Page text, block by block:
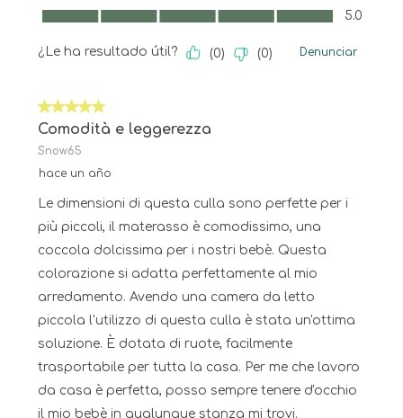
Calidad del producto, 5.0 de 5
5.0
¿Le ha resultado útil? (0) (0) Denunciar
5 de 5 estrellas.
Comodità e leggerezza
Snow65
hace un año
Le dimensioni di questa culla sono perfette per i
più piccoli, il materasso è comodissimo, una
coccola dolcissima per i nostri bebè. Questa
colorazione si adatta perfettamente al mio
arredamento. Avendo una camera da letto
piccola l'utilizzo di questa culla è stata un'ottima
soluzione. È dotata di ruote, facilmente
trasportabile per tutta la casa. Per me che lavoro
da casa è perfetta, posso sempre tenere d'occhio
il mio bebè in qualunque stanza mi trovi.